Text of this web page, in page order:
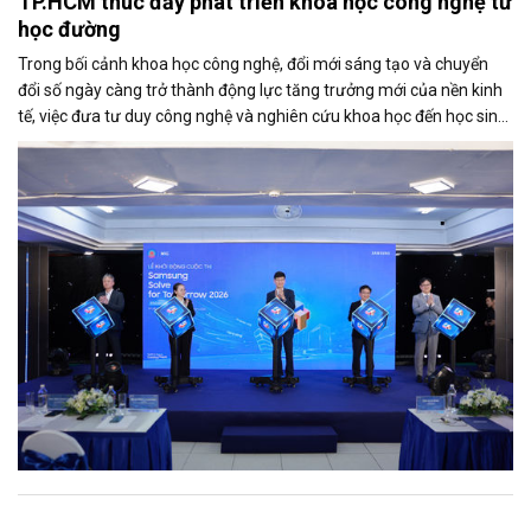
học đường
Trong bối cảnh khoa học công nghệ, đổi mới sáng tạo và chuyển
đổi số ngày càng trở thành động lực tăng trưởng mới của nền kinh
tế, việc đưa tư duy công nghệ và nghiên cứu khoa học đến học sinh
đang được xem là bước đi quan trọng để hình thành nguồn nhân
lực tương lai. Tại TP.HCM - trung tâm kinh tế, khoa học công nghệ
và đổi mới sáng tạo lớn nhất cả nước, định hướng này đang được
thúc đẩy mạnh mẽ thông qua các mô hình kết nối giữa cơ quan
quản lý, doanh nghiệp và nhà trường.